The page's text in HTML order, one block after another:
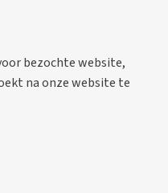
bezochte website,
na onze website te